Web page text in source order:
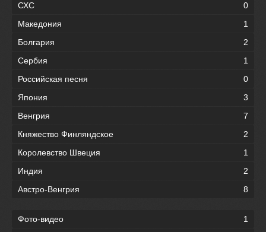
СХС
0
Македония
1
Болгария
2
Сербия
1
Российская песня
0
Япония
3
Венгрия
7
Княжество Финляндское
2
Королевство Швеция
1
Индия
2
Австро-Венгрия
8
Фото-видео
1